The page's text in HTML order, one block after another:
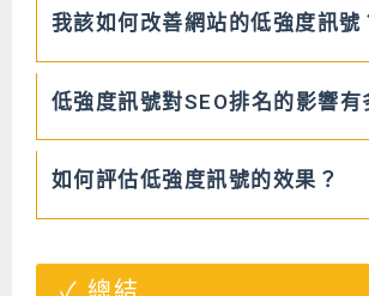
我該如何改善網站的低強度訊號
低強度訊號對SEO排名的影響有
如何評估低強度訊號的效果？